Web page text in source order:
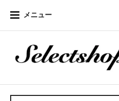
メニュー